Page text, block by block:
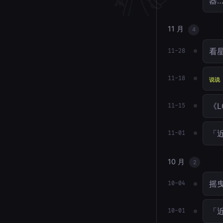
11 月 4
11-28 看
11-18 说说
11-15 《
11-01
10 月 2
10-04 摇
10-01